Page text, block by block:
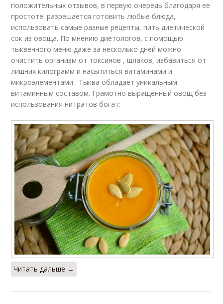
положительных отзывов, в первую очередь благодаря её
простоте: разрешается готовить любые блюда,
использовать самые разные рецепты, пить диетической
сок из овоща. По мнению диетологов, с помощью
тыквенного меню даже за несколько дней можно
очистить организм от токсинов , шлаков, избавиться от
лишних килограмм и насытиться витаминами и
микроэлементами . Тыква обладает уникальным
витаминным составом. Грамотно выращенный овощ без
использования нитратов богат:
Читать дальше →